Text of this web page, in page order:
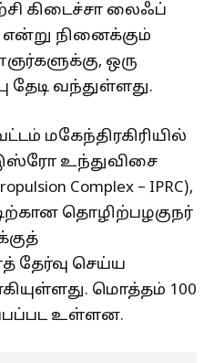
கிடைச்சா லைஃப்
என்று நினைக்கும்
ஒரு
வந்துள்ளது.
மகேந்திரகிரியில்
உந்துவிசை
Complex – IPRC),
தொழிற்பழகுநர்
தேர்வு செய்ய
மொத்தம் 100
உள்ளன.